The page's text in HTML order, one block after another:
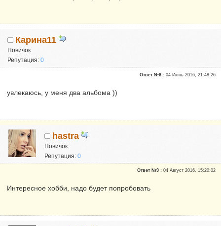
Карина11
Новичок
Репутация:0
Ответ №8 :04 Июнь 2016, 21:48:26
увлекаюсь, у меня два альбома ))
hastra
Новичок
Репутация:0
Ответ №9 :04 Август 2016, 15:20:02
Интересное хобби, надо будет попробовать